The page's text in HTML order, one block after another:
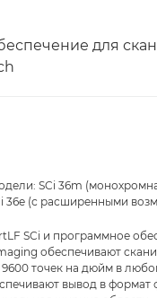
для
SCi 36m
36e (с расширенными
SCi и программное
обеспечивают
точек на дюйм в
вывод в формат